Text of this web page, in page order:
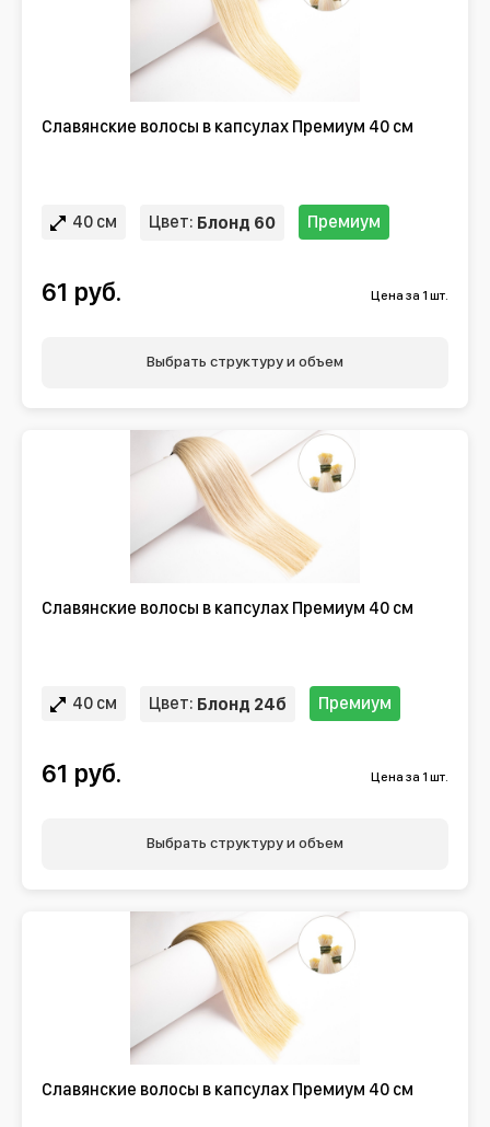
Славянские волосы в капсулах Премиум 40 см
40 см Цвет: Блонд 60 Премиум
61 руб. Цена за 1 шт.
Выбрать структуру и объем
Славянские волосы в капсулах Премиум 40 см
40 см Цвет: Блонд 24б Премиум
61 руб. Цена за 1 шт.
Выбрать структуру и объем
Славянские волосы в капсулах Премиум 40 см